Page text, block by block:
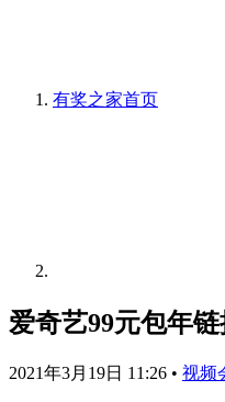
有奖之家首页
爱奇艺99元包年
2021年3月19日 11:26 • 视频